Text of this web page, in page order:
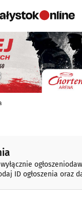
ID ogłoszenia oraz